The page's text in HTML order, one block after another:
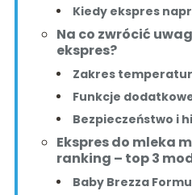
Kiedy ekspres
Na co zwrócić
ekspres?
Zakres
Funkcje
Bezpieczeństwo i
Ekspres do mleka
ranking – top 3
Baby Brezza